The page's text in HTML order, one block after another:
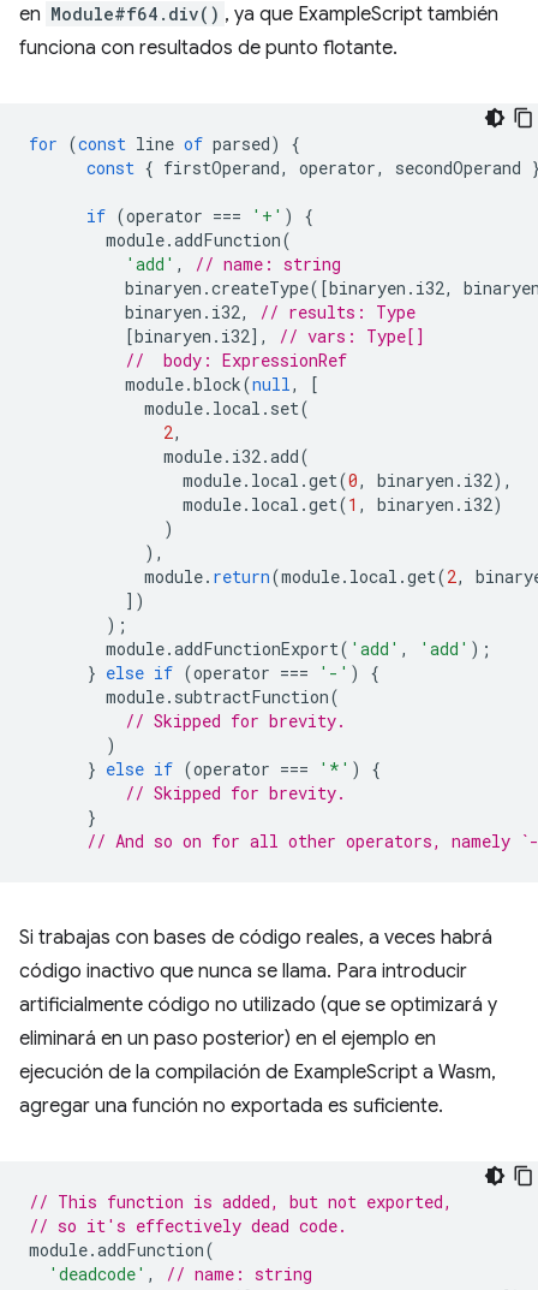
en Module#f64.div() , ya que ExampleScript también
funciona con resultados de punto flotante.
for (const line of parsed)
{
const { firstOperand, operator, secondOperand
if (operator === '+' )
{
module.addFunction(
'add' ,
// name: string
binaryen .createType([binaryen . i32,
binaryen . i32,
// results: Type
[binaryen . i32],
// vars: Type[]
//  body: ExpressionRef
module.block(null ,
[
module. local . set(
2,
module. i32 .add(
module. local .get(0, binaryen . i32),
module. local .get(1 , binaryen . i32)
)
),
module. return(module. local .get(2,
])
);
module.addFunctionExport( 'add' , 'add' );
} else if (operator === '-' )
{
module. subtractFunction(
// Skipped for brevity.
)
} else if (operator === '*' )
{
// Skipped for brevity.
}
// And so on for all other operators,
Si trabajas con bases de código reales, a veces habrá
código inactivo que nunca se llama. Para introducir
artificialmente código no utilizado (que se optimizará y
eliminará en un paso posterior) en el ejemplo en
ejecución de la compilación de ExampleScript a Wasm,
agregar una función no exportada es suficiente.
// This function is added, but not exported,
// so it's effectively dead code.
module.addFunction(
'deadcode' ,
// name: string